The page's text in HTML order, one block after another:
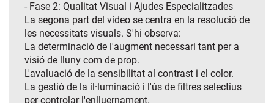
- Fase 2: Qualitat Visual i Ajudes Especialitzades
La segona part del vídeo se centra en la resolució de
les necessitats visuals. S'hi observa:
La determinació de l'augment necessari tant per a
visió de lluny com de prop.
L'avaluació de la sensibilitat al contrast i el color.
La gestió de la il·luminació i l'ús de filtres selectius
per controlar l'enlluernament.